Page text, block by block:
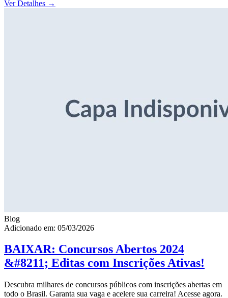
Ver Detalhes →
Blog
Adicionado em: 05/03/2026
BAIXAR: Concursos Abertos 2024
&#8211; Editas com Inscrições Ativas!
Descubra milhares de concursos públicos com inscrições abertas em
todo o Brasil. Garanta sua vaga e acelere sua carreira! Acesse agora.